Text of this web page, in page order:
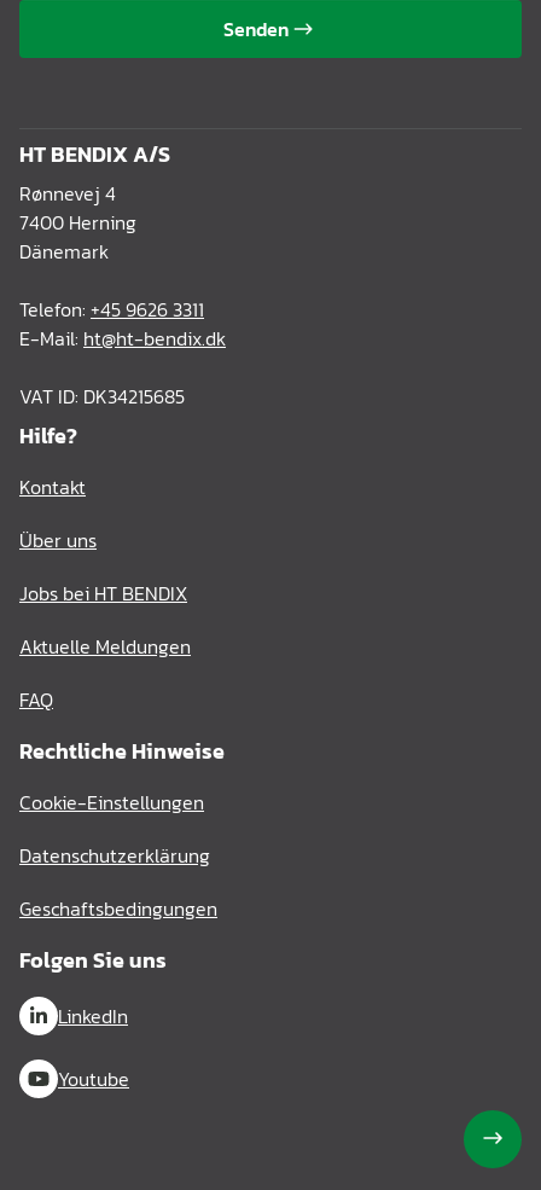
Senden
HT BENDIX A/S
Rønnevej 4
7400 Herning
Dänemark
Telefon: +45 9626 3311
E-Mail: ht@ht-bendix.dk
VAT ID: DK34215685
Hilfe?
Kontakt
Über uns
Jobs bei HT BENDIX
Aktuelle Meldungen
FAQ
Rechtliche Hinweise
Cookie-Einstellungen
Datenschutzerklärung
Geschaftsbedingungen
Folgen Sie uns
LinkedIn
Youtube